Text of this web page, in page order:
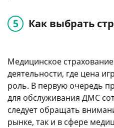
Как выбрать
Медицинское
деятельности, где цена
роль. В первую очередь
для обслуживания ДМС
следует обращать
рынке, так и в сфере